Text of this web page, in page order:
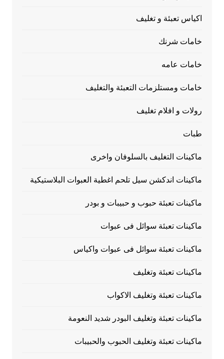
اكياس تعبئة و تغليف
خامات شرنك
خامات عامه
خامات ومستلزمات التعبئة والتغليف
رولات و افلام تغليف
طبات
ماكينات التغليف بالسلوفان واخرى
ماكينات اندكشن سيل تلحم اغطية العبوات البلاستيكية
ماكينات تعبئة حبوب و حبيبات و بودر
ماكينات تعبئة سوائل فى عبوات
ماكينات تعبئة سوائل فى عبوات واكياس
ماكينات تعبئة وتغليف
ماكينات تعبئة وتغليف الاكواب
ماكينات تعبئة وتغليف البودر شديد النعومة
ماكينات تعبئة وتغليف الحبوب والحبيبات